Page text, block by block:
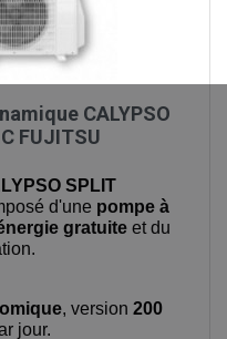
CALYPSO
FUJITSU
SPLIT
d'une pompe à
gratuite et du
, version 200
jour.